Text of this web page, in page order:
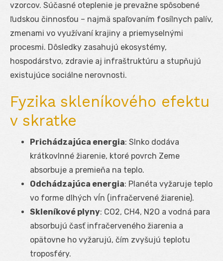
vzorcov. Súčasné oteplenie je prevažne spôsobené
ľudskou činnosťou – najmä spaľovaním fosílnych palív,
zmenami vo využívaní krajiny a priemyselnými
procesmi. Dôsledky zasahujú ekosystémy,
hospodárstvo, zdravie aj infraštruktúru a stupňujú
existujúce sociálne nerovnosti.
Fyzika skleníkového efektu
v skratke
Prichádzajúca energia: Slnko dodáva
krátkovlnné žiarenie, ktoré povrch Zeme
absorbuje a premieňa na teplo.
Odchádzajúca energia: Planéta vyžaruje teplo
vo forme dlhých vĺn (infračervené žiarenie).
Skleníkové plyny: CO2, CH4, N2O a vodná para
absorbujú časť infračerveného žiarenia a
opätovne ho vyžarujú, čím zvyšujú teplotu
troposféry.